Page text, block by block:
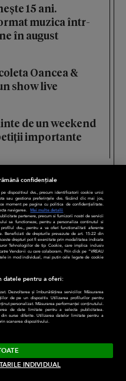
15 ani.
muzica într-
în august
Oancea &
show live
de un weekend
importante
DIVERSE
CaTine
Frumusețe
confidențiale
dispozitivul dvs., precum identificatorii cookie unici
sau gestiona preferințele dvs. făcând clic mai jos,
moment pe pagina cu politica de confidențialitate.
navigarea. Mai multe detalii
partenere, precum si furnizorii nostri de servicii
sa functioneze, pentru a personaliza continutul si
dvs., pentru a va oferi functionalitati aferente
Beneficiati de drepturile prevazute de art. 15-22 din
drepturi pot fi exercitate prin modalitatea indicata
Tehnologiilor de tip Cookie, care implica inclusiv
Vendor-ii cu care colaboram. Prin click pe “VREAU
in mod individual, mai putin cele legate de cookie
datele pentru a oferi:
Dezvoltarea și îmbunătățirea serviciilor. Măsurarea
de pe un dispozitiv. Utilizarea profilurilor pentru
personalizat. Măsurarea performanței conținutului.
de date limitate pentru a selecta publicitatea.
surse diferite. Utilizarea datelor limitate pentru a
scanarea dispozitivului.
INDIVIDUAL